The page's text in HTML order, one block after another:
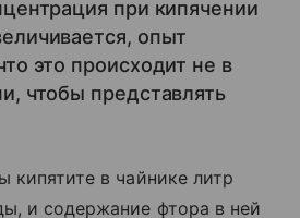
при кипячении
опыт
это происходит не в
чтобы представлять
в чайнике литр
и содержание фтора в ней